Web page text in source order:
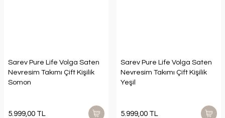
Sarev Pure Life Volga Saten
Nevresim Takımı Çift Kişilik
Somon
5.999,00 TL
Sarev Pure Life Volga Saten
Nevresim Takımı Çift Kişilik
Yeşil
5.999,00 TL